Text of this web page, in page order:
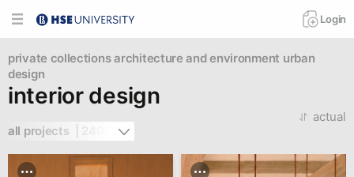
Login
private collections architecture and environment urban
design
interior design
all projects  | 2405
actual